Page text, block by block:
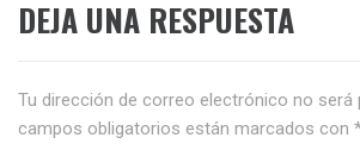
DEJA UNA RESPUESTA
Tu dirección de correo electrónico no será
campos obligatorios están marcados con